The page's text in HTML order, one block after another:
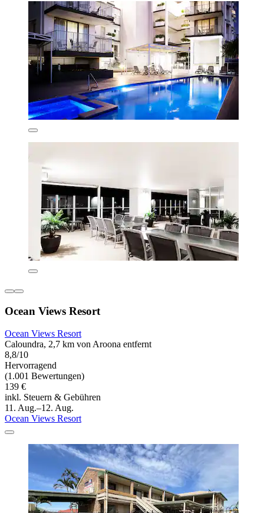
Ocean Views Resort
Ocean Views Resort
Caloundra, 2,7 km von Aroona entfernt
8,8/10
Hervorragend
(1.001 Bewertungen)
139 €
inkl. Steuern & Gebühren
11. Aug.–12. Aug.
Ocean Views Resort